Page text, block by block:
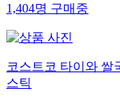
1,404명구매중
코스트코 타이와 쌀
스틱